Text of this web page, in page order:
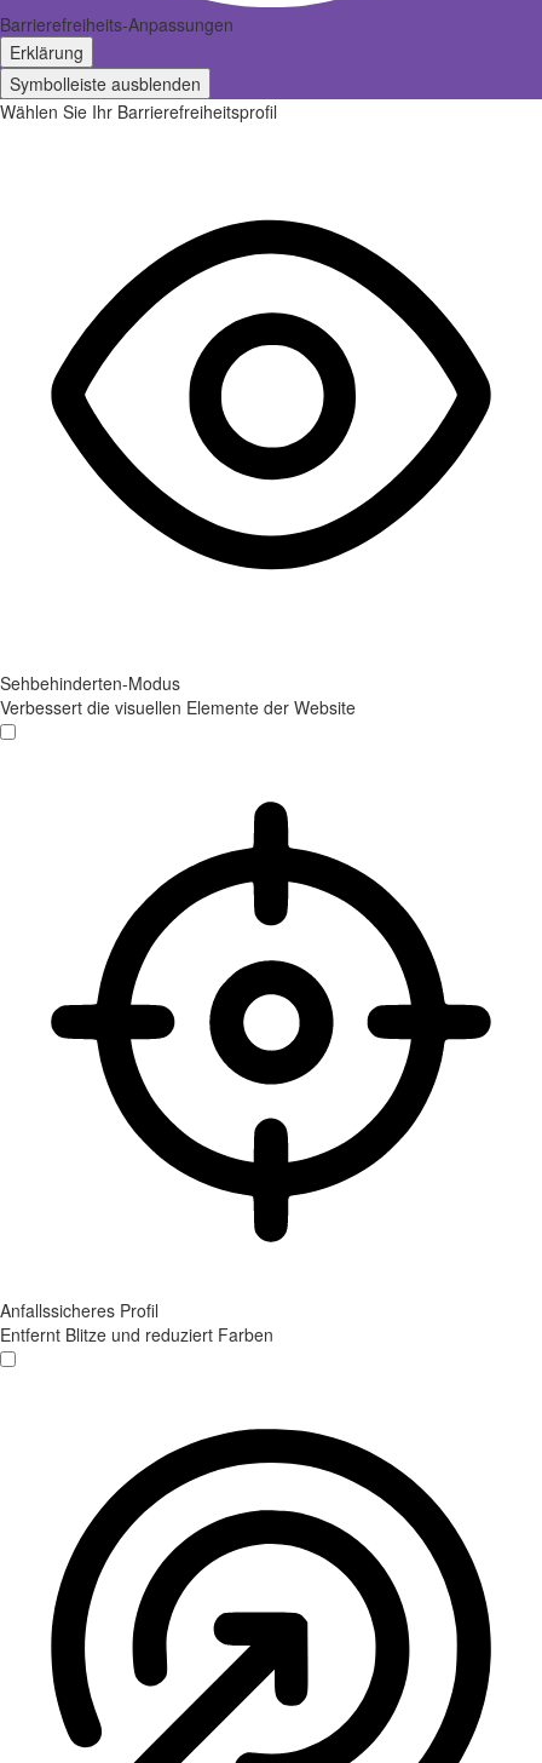
Barrierefreiheits-Anpassungen
Erklärung
Symbolleiste ausblenden
Wählen Sie Ihr Barrierefreiheitsprofil
Sehbehinderten-Modus
Verbessert die visuellen Elemente der Website
Anfallssicheres Profil
Entfernt Blitze und reduziert Farben